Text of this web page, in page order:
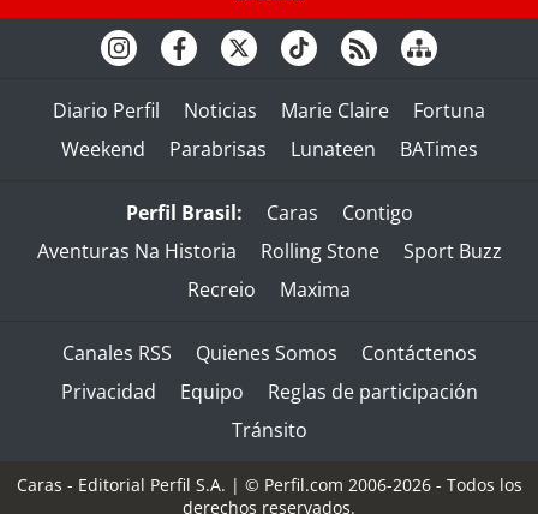
Diario Perfil Noticias Marie Claire
Fortuna
Weekend
Parabrisas Lunateen BATimes
Perfil Brasil: Caras
Contigo
Aventuras Na Historia
Rolling Stone
Sport Buzz
Recreio
Maxima
Canales RSS Quienes Somos
Contáctenos
Privacidad
Equipo
Reglas de participación
Tránsito
Caras - Editorial Perfil S.A. | © Perfil.com 2006-2026 - Todos los
derechos reservados.